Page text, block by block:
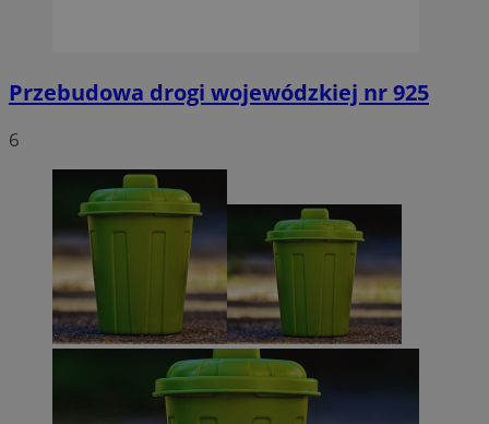
Przebudowa drogi wojewódzkiej nr 925
6